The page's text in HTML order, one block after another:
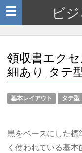
Toggle
navigation
ビ
領収書エク
細あり_タテ
基本レイアウト タテ型
黒をベースにした標
く使われている基